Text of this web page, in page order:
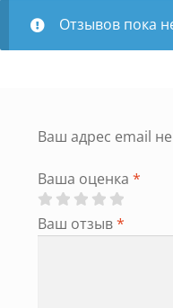
Отзывов пока
Ваш адрес email
Ваша оценка *
Ваш отзыв*